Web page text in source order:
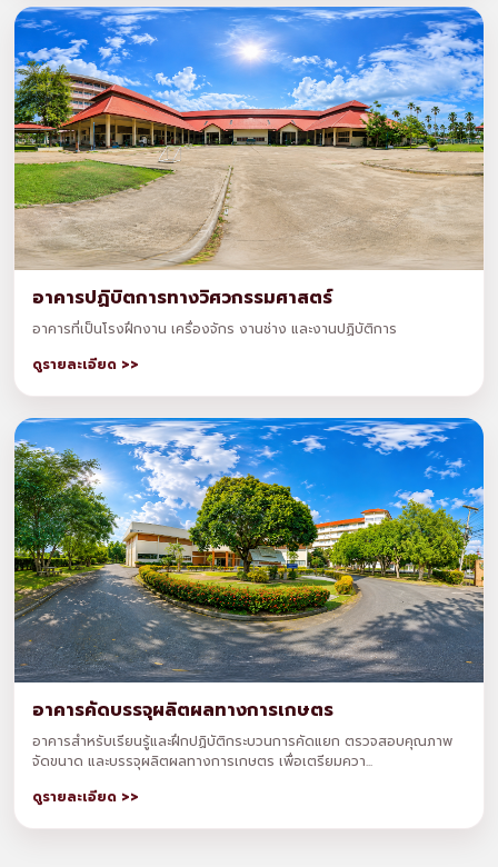
อาคารปฏิบิตการทางวิศวกรรมศาสตร์
อาคารที่เป็นโรงฝึกงาน เครื่องจักร งานช่าง และงานปฏิบัติการ
ดูรายละเอียด >>
อาคารคัดบรรจุผลิตผลทางการเกษตร
อาคารสำหรับเรียนรู้และฝึกปฏิบัติกระบวนการคัดแยก ตรวจสอบคุณภาพ
จัดขนาด และบรรจุผลิตผลทางการเกษตร เพื่อเตรียมควา...
ดูรายละเอียด >>